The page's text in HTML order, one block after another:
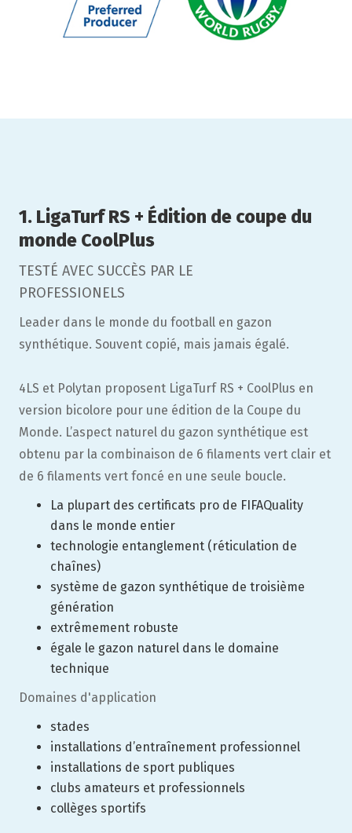
1. LigaTurf RS + Édition de coupe du
monde CoolPlus
TESTÉ AVEC SUCCÈS PAR LE
PROFESSIONELS
Leader dans le monde du football en gazon
synthétique. Souvent copié, mais jamais égalé.
4LS et Polytan proposent LigaTurf RS + CoolPlus en
version bicolore pour une édition de la Coupe du
Monde. L’aspect naturel du gazon synthétique est
obtenu par la combinaison de 6 filaments vert clair et
de 6 filaments vert foncé en une seule boucle.
La plupart des certificats pro de FIFAQuality
dans le monde entier
technologie entanglement (réticulation de
chaînes)
système de gazon synthétique de troisième
génération
extrêmement robuste
égale le gazon naturel dans le domaine
technique
Domaines d'application
stades
installations d’entraînement professionnel
installations de sport publiques
clubs amateurs et professionnels
collèges sportifs